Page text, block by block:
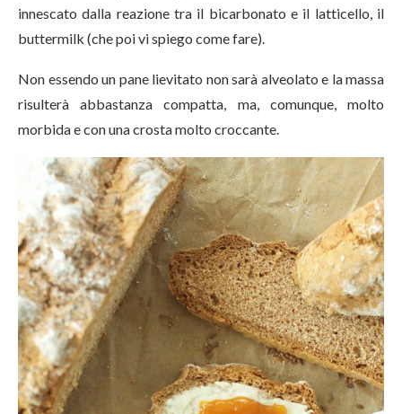
innescato dalla reazione tra il bicarbonato e il latticello, il
buttermilk (che poi vi spiego come fare).
Non essendo un pane lievitato non sarà alveolato e la massa
risulterà abbastanza compatta, ma, comunque, molto
morbida e con una crosta molto croccante.